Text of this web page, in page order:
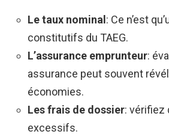
Le taux nominal : Ce n’est
constitutifs du TAEG.
L’assurance emprunteur:
assurance peut souvent
économies.
Les frais de dossier: vérifiez
excessifs.